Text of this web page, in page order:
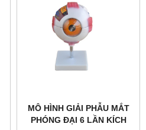
MÔ HÌNH GIẢI PHẪU MẮT
PHÓNG ĐẠI 6 LẦN KÍCH